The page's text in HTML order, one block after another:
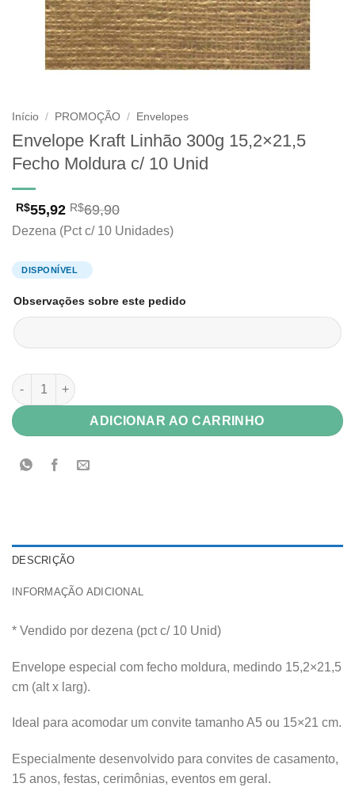
Início / PROMOÇÃO / Envelopes
Envelope Kraft Linhão 300g 15,2×21,5
Fecho Moldura c/ 10 Unid
R$55,92 R$69,90
Dezena (Pct c/ 10 Unidades)
Observações sobre este pedido
Envelope Kraft Linhão 300g 15,2x21,5 Fecho Moldura c/ 10
ADICIONAR AO CARRINHO
DESCRIÇÃO
INFORMAÇÃO ADICIONAL
* Vendido por dezena (pct c/ 10 Unid)
Envelope especial com fecho moldura, medindo 15,2×21,5
cm (alt x larg).
Ideal para acomodar um convite tamanho A5 ou 15×21 cm.
Especialmente desenvolvido para convites de casamento,
15 anos, festas, cerimônias, eventos em geral.